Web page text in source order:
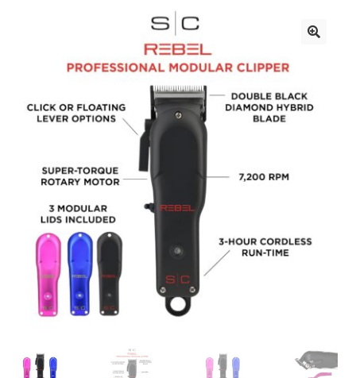
REFUND AND RETURNS POLICY
ДЕПИЛАЦИЈА
КЕРАТИНСКИ ТРЕМАН BY KYANA QUEEN
НАШИ БРЕНДОВИ ЗА КОЗМЕТИКА И ФРИЗЕРАЈ
ПЛАЌАЊЕ
ПОЛИТИКА И УСЛОВИ ЗА КОРИСТЕЊЕ
ЗА НАС